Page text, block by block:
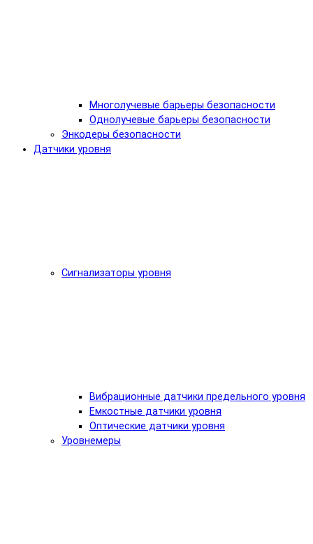
Многолучевые барьеры безопасности
Однолучевые барьеры безопасности
Энкодеры безопасности
Датчики уровня
Сигнализаторы уровня
Вибрационные датчики предельного уровня
Емкостные датчики уровня
Оптические датчики уровня
Уровнемеры